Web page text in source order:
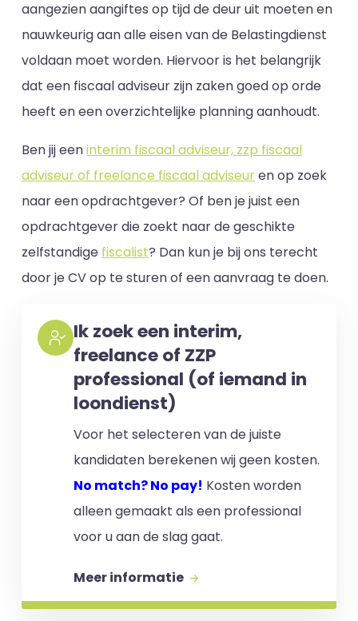
aangezien aangiftes op tijd de deur uit moeten en
nauwkeurig aan alle eisen van de Belastingdienst
voldaan moet worden. Hiervoor is het belangrijk
dat een fiscaal adviseur zijn zaken goed op orde
heeft en een overzichtelijke planning aanhoudt.
Ben jij eeninterim fiscaal adviseur, zzp fiscaal
adviseur of freelance fiscaal adviseuren op zoek
naar een opdrachtgever? Of ben je juist een
opdrachtgever die zoekt naar de geschikte
zelfstandige fiscalist? Dan kun je bij ons terecht
door je CV op te sturen of een aanvraag te doen.
Ik zoek een interim,
freelance of ZZP
professional (of iemand in
loondienst)
Voor het selecteren van de juiste
kandidaten berekenen wij geen kosten.
No match? No pay! Kosten worden
alleen gemaakt als een professional
voor u aan de slag gaat.
Meer informatie